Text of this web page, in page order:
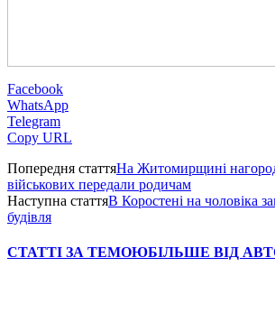
Facebook
WhatsApp
Telegram
Copy URL
Попередня статтяНа Житомирщині
військових передали родичам
Наступна статтяВ Коростені на чоловіка
будівля
СТАТТІ ЗА ТЕМОЮБІЛЬШЕ ВІД